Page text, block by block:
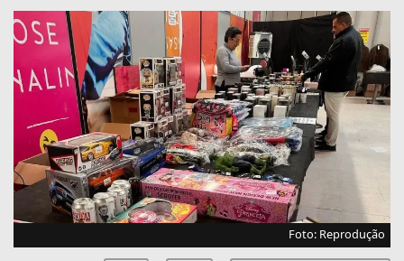
Foto: Reprodução